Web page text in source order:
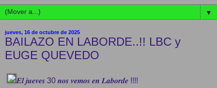
▼
jueves, 16 de octubre de 2025
BAILAZO EN LABORDE..!! LBC y
EUGE QUEVEDO
𝑬𝒍 𝒋𝒖𝒆𝒗𝒆𝒔 30 𝒏𝒐𝒔 𝒗𝒆𝒎𝒐𝒔 𝒆𝒏 𝑳𝒂𝒃𝒐𝒓𝒅𝒆 !!!!